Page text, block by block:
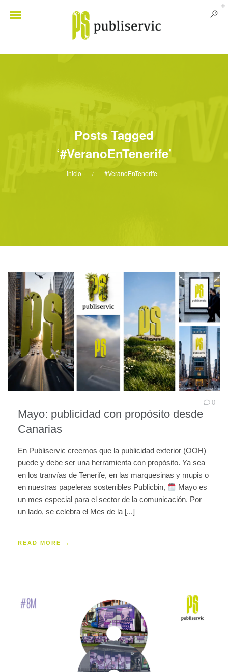
Posts Tagged
‘#VeranoEnTenerife’
inicio / #VeranoEnTenerife
Mayo: publicidad con propósito desde
Canarias
0
En Publiservic creemos que la publicidad exterior (OOH)
puede y debe ser una herramienta con propósito. Ya sea
en los tranvías de Tenerife, en las marquesinas y mupis o
en nuestras papeleras sostenibles Publicbin,
Mayo es
un mes especial para el sector de la comunicación. Por
un lado, se celebra el Mes de la [...]
READ MORE →